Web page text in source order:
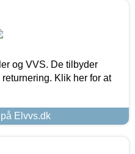
og VVS. De tilbyder
Klik her for at
Elvvs.dk